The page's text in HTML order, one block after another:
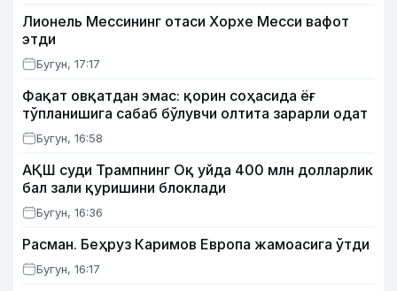
Лионель Мессининг отаси Хорхе Месси вафот
этди
Бугун, 17:17
Фақат овқатдан эмас: қорин соҳасида ёғ
тўпланишига сабаб бўлувчи олтита зарарли одат
Бугун, 16:58
АҚШ суди Трампнинг Оқ уйда 400 млн долларлик
бал зали қуришини блоклади
Бугун, 16:36
Расман. Беҳруз Каримов Европа жамоасига ўтди
Бугун, 16:17